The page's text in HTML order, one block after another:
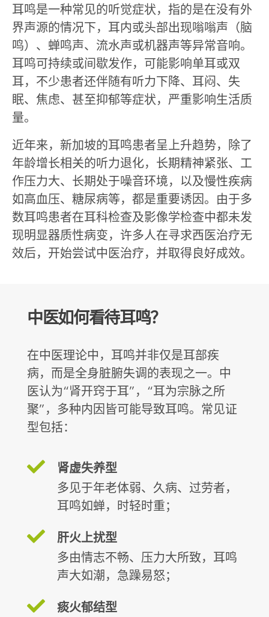
耳鸣是一种常见的听觉症状，指的是在没有外
界声源的情况下，耳内或头部出现嗡嗡声（脑
鸣）、蝉鸣声、流水声或机器声等异常音响。
耳鸣可持续或间歇发作，可能影响单耳或双
耳，不少患者还伴随有听力下降、耳闷、失
眠、焦虑、甚至抑郁等症状，严重影响生活质
量。
近年来，新加坡的耳鸣患者呈上升趋势，除了
年龄增长相关的听力退化，长期精神紧张、工
作压力大、长期处于噪音环境，以及慢性疾病
如高血压、糖尿病等，都是重要诱因。由于多
数耳鸣患者在耳科检查及影像学检查中都未发
现明显器质性病变，许多人在寻求西医治疗无
效后，开始尝试中医治疗，并取得良好成效。
中医如何看待耳鸣？
在中医理论中，耳鸣并非仅是耳部疾
病，而是全身脏腑失调的表现之一。中
医认为“肾开窍于耳”，“耳为宗脉之所
聚”，多种内因皆可能导致耳鸣。常见证
型包括：
肾虚失养型
多见于年老体弱、久病、过劳者，
耳鸣如蝉，时轻时重；
肝火上扰型
多由情志不畅、压力大所致，耳鸣
声大如潮，急躁易怒；
痰火郁结型